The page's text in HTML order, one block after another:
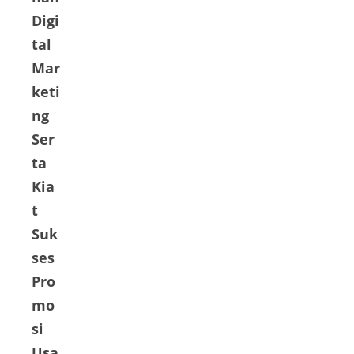
men
ggel
ar
acar
a
Silat
urra
hmi
dan
Sant
una
n
Ana
k
m
yan
Digi
tal
Mar
keti
ng
Ser
ta
Kia
t
Suk
ses
Pro
mo
si